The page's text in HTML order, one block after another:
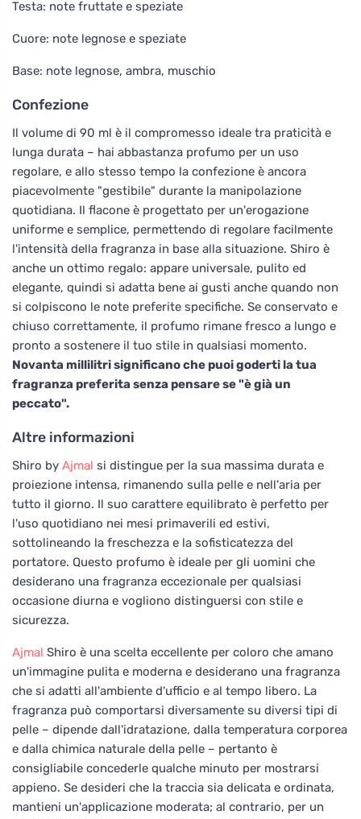
Testa: note fruttate e speziate
Cuore: note legnose e speziate
Base: note legnose, ambra, muschio
Confezione
Il volume di 90 ml è il compromesso ideale tra praticità e
lunga durata – hai abbastanza profumo per un uso
regolare, e allo stesso tempo la confezione è ancora
piacevolmente "gestibile" durante la manipolazione
quotidiana. Il flacone è progettato per un'erogazione
uniforme e semplice, permettendo di regolare facilmente
l'intensità della fragranza in base alla situazione. Shiro è
anche un ottimo regalo: appare universale, pulito ed
elegante, quindi si adatta bene ai gusti anche quando non
si colpiscono le note preferite specifiche. Se conservato e
chiuso correttamente, il profumo rimane fresco a lungo e
pronto a sostenere il tuo stile in qualsiasi momento.
Novanta millilitri significano che puoi goderti la tua
fragranza preferita senza pensare se "è già un
peccato".
Altre informazioni
Shiro by Ajmal si distingue per la sua massima durata e
proiezione intensa, rimanendo sulla pelle e nell'aria per
tutto il giorno. Il suo carattere equilibrato è perfetto per
l'uso quotidiano nei mesi primaverili ed estivi,
sottolineando la freschezza e la sofisticatezza del
portatore. Questo profumo è ideale per gli uomini che
desiderano una fragranza eccezionale per qualsiasi
occasione diurna e vogliono distinguersi con stile e
sicurezza.
Ajmal Shiro è una scelta eccellente per coloro che amano
un'immagine pulita e moderna e desiderano una fragranza
che si adatti all'ambiente d'ufficio e al tempo libero. La
fragranza può comportarsi diversamente su diversi tipi di
pelle – dipende dall'idratazione, dalla temperatura corporea
e dalla chimica naturale della pelle – pertanto è
consigliabile concederle qualche minuto per mostrarsi
appieno. Se desideri che la traccia sia delicata e ordinata,
mantieni un'applicazione moderata; al contrario, per un